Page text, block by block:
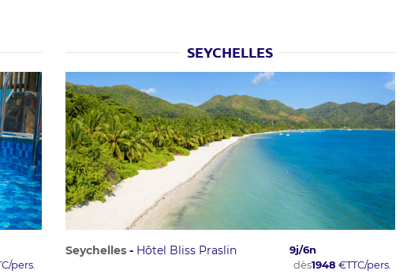
pers.
SEYCHELLES
Seychelles - Hôtel Bliss Praslin 9j/6n
dès1948 €TTC/pers.